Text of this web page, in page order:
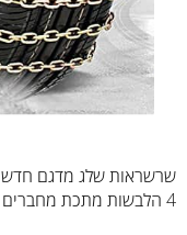
שרשראות שלג מדגם חדש
4 הלבשות מתכת מחברים מהירים לכל גלגל